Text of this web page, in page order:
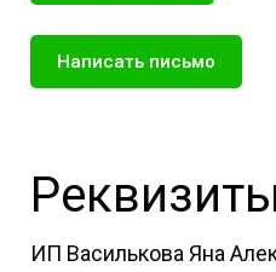
Написать письмо
ИП Василькова Яна